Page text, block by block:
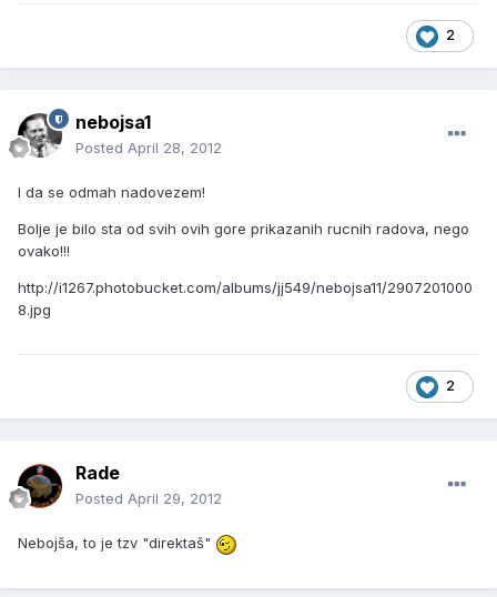
2
nebojsa1
Posted April 28, 2012
I da se odmah nadovezem!
Bolje je bilo sta od svih ovih gore prikazanih rucnih radova, nego
ovako!!!
http://i1267.photobucket.com/albums/jj549/nebojsa11/2907201000
8.jpg
2
Rade
Posted April 29, 2012
Nebojša, to je tzv "direktaš"